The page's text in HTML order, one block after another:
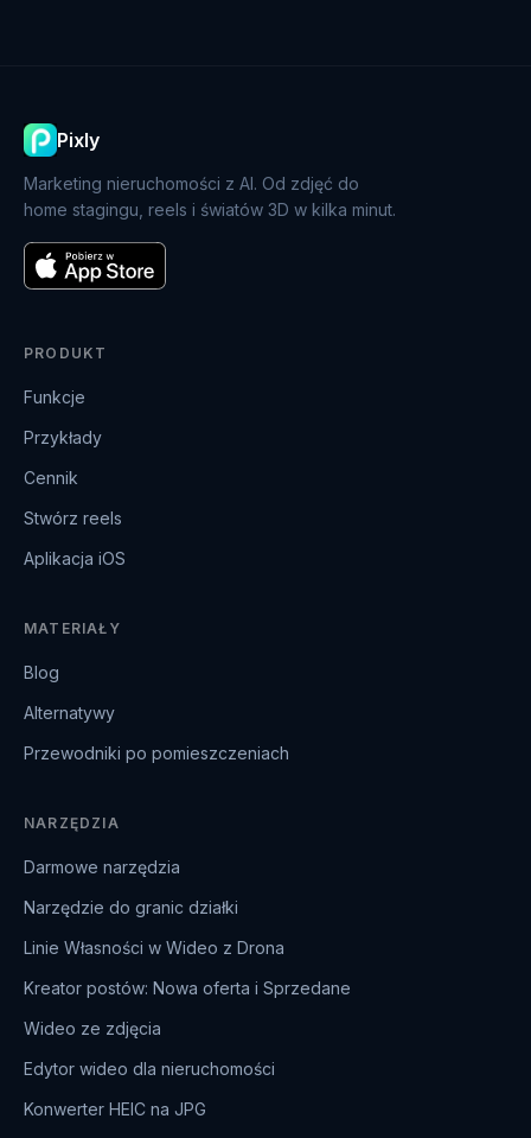
Pixly
Marketing nieruchomości z AI. Od zdjęć do
home stagingu, reels i światów 3D w kilka minut.
PRODUKT
Funkcje
Przykłady
Cennik
Stwórz reels
Aplikacja iOS
MATERIAŁY
Blog
Alternatywy
Przewodniki po pomieszczeniach
NARZĘDZIA
Darmowe narzędzia
Narzędzie do granic działki
Linie Własności w Wideo z Drona
Kreator postów: Nowa oferta i Sprzedane
Wideo ze zdjęcia
Edytor wideo dla nieruchomości
Konwerter HEIC na JPG